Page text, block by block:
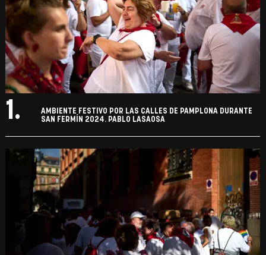
1.
AMBIENTE FESTIVO POR LAS CALLES DE PAMPLONA DURANTE
SAN FERMÍN 2024. PABLO LASAOSA